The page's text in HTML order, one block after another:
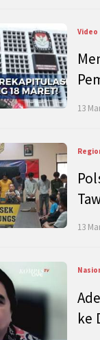
Video
13
13
ke